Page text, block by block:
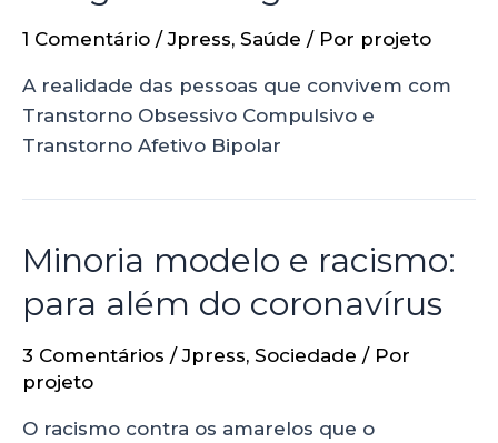
1 Comentário /Jpress, Saúde / Por projeto
A realidade das pessoas que convivem com
Transtorno Obsessivo Compulsivo e
Transtorno Afetivo Bipolar
Minoria modelo e racismo:
para além do coronavírus
3 Comentários /Jpress, Sociedade / Por
projeto
O racismo contra os amarelos que o